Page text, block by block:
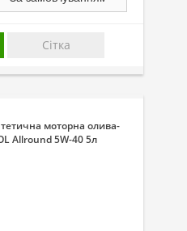
Сітка
моторна олива-
Allround 5W-40 5л